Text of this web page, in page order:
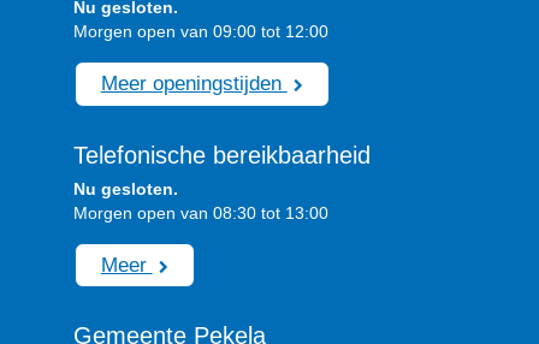
Nu gesloten.
Morgen open van 09:00 tot 12:00
Meer openingstijden
Telefonische bereikbaarheid
Nu gesloten.
Morgen open van 08:30 tot 13:00
Meer
Gemeente Pekela